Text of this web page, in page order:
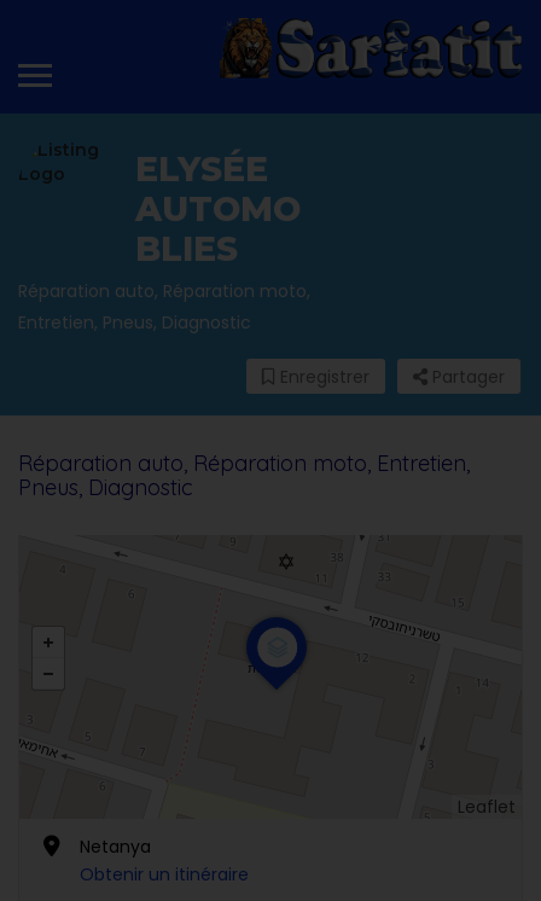
ELYSÉE
AUTOMO
BLIES
Réparation auto, Réparation moto,
Entretien, Pneus, Diagnostic
Partager
Enregistrer
Réparation auto, Réparation moto, Entretien,
Pneus, Diagnostic
Leaflet
Netanya
Obtenir un itinéraire